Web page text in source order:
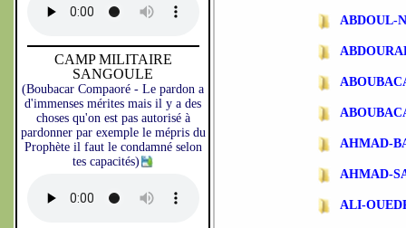
CAMP MILITAIRE
SANGOULE
(Boubacar Compaoré - Le pardon a
d'immenses mérites mais il y a des
choses qu'on est pas autorisé à
pardonner par exemple le mépris du
Prophète il faut le condamné selon
tes capacités)
ABDOUL-
AHMAD-
AHMAD-
ALI-